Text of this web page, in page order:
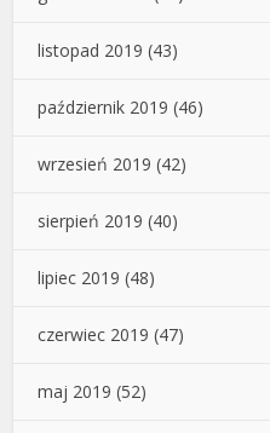
listopad 2019 (43)
październik 2019 (46)
wrzesień 2019 (42)
sierpień 2019 (40)
lipiec 2019 (48)
czerwiec 2019 (47)
maj 2019 (52)